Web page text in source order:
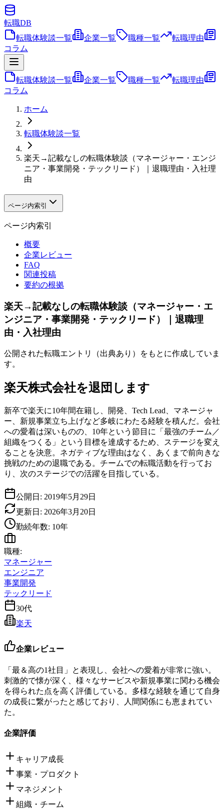
転職DB
転職体験談一覧
企業一覧 職種一覧
転職理由
コラム
転職体験談一覧 企業一覧 職種一覧
転職理由
コラム
ホーム
転職体験談一覧
楽天→記載なしの転職体験談（マネージャー・エンジ
ニア・事業開発・テックリード）｜退職理由・入社理
由
ページ内索引
ページ内索引
概要
企業レビュー
FAQ
関連投稿
要約の根拠
楽天→記載なしの転職体験談（マネージャー・エ
ンジニア・事業開発・テックリード）｜退職理
由・入社理由
公開された転職エントリ（出典あり）をもとに作成していま
す。
楽天株式会社を退団します
新卒で楽天に10年間在籍し、開発、Tech Lead、マネージャ
ー、新規事業立ち上げなど多岐にわたる経験を積んだ。会社
への愛着は深いものの、10年という節目に「最強のチーム／
組織をつくる」という目標を達成するため、ステージを変え
ることを決意。ネガティブな理由はなく、あくまで前向きな
挑戦のための退職である。チームでの転職活動を行ってお
り、次のステージでの活躍を目指している。
公開日: 2019年5月29日
更新日: 2026年3月20日
勤続年数: 10年
職種:
マネージャー
エンジニア
事業開発
テックリード
30代
楽天
企業レビュー
「最＆高の1社目」と表現し、会社への愛着が非常に強い。
刺激的で懐が深く、様々なサービスや新規事業に関わる機会
を得られた点を高く評価している。多様な経験を通じて自身
の成長に繋がったと感じており、人間関係にも恵まれてい
た。
企業評価
キャリア成長
事業・プロダクト
マネジメント
組織・チーム